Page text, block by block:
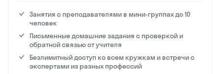
Занятия с преподавателями в мини-группах до 10
человек
Письменные домашние задания с проверкой и
обратной связью от учителя
Безлимитный доступ ко всем кружкам и встречи с
экспертами из разных профессий